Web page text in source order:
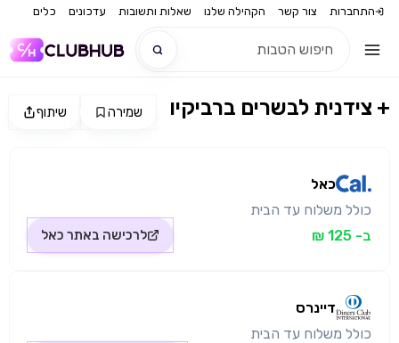
התחברות צור קשר הקהילה שלנו שאלות ותשובות עדכונים כלים
שיתוף שמירה צידנית לבשרים ברביקיו +
כאל
כולל משלוח עד הבית
ב- 125 ₪
לרכישה באתר כאל
דיינרס
כולל משלוח עד הבית